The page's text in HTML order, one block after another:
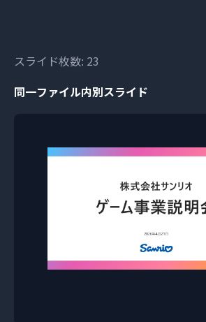
スライド枚数: 23
同一ファイル内別スライド